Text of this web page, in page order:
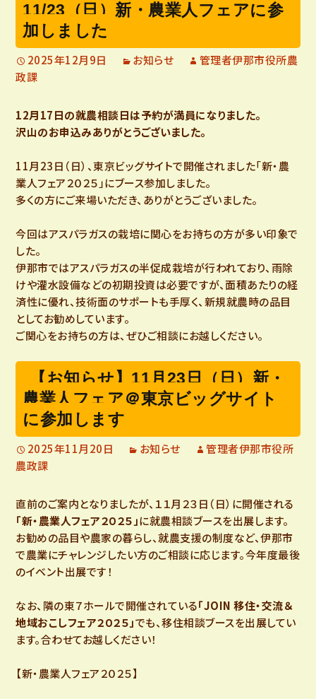
11/23（日）新・農業人フェアに参
加しました
2025年12月9日 お知らせ
管理者伊那市役所農
政課
12月17日の就農相談日は予約が満員になりました。
沢山のお申込みありがとうございました。
11月23日（日）、東京ビッグサイトで開催されました「新・農
業人フェア２０２５」にブース参加しました。
多くの方にご来場いただき、ありがとうございました。
今回はアスパラガスの栽培に関心をお持ちの方が多い印象で
した。
伊那市ではアスパラガスの半促成栽培が行われており、雨除
けや灌水設備などの初期投資は必要ですが、面積あたりの経
済性に優れ、技術面のサポートも手厚く、新規就農時の品目
としてお勧めしています。
ご関心をお持ちの方は、ぜひご相談にお越しください。
【お知らせ】11月23日（日）新・
農業人フェア＠東京ビッグサイト
に参加します
2025年11月20日 お知らせ
管理者伊那市役所
農政課
直前のご案内となりましたが、１１月２３日（日）に開催される
「新・農業人フェア２０２５」に就農相談ブースを出展します。
お勧めの品目や農家の暮らし、就農支援の制度など、伊那市
で農業にチャレンジしたい方のご相談に応じます。今年度最後
のイベント出展です！
なお、隣の東７ホールで開催されている「JOIN 移住・交流＆
地域おこしフェア２０２５」でも、移住相談ブースを出展してい
ます。合わせてお越しください！
【新・農業人フェア２０２５】